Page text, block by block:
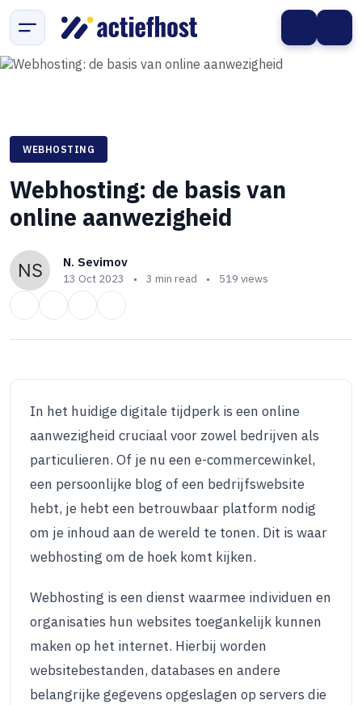
WEBHOSTING
Webhosting: de basis van
online aanwezigheid
N. Sevimov
13 Oct 2023 • 3 min read • 519 views
In het huidige digitale tijdperk is een online
aanwezigheid cruciaal voor zowel bedrijven als
particulieren. Of je nu een e-commercewinkel,
een persoonlijke blog of een bedrijfswebsite
hebt, je hebt een betrouwbaar platform nodig
om je inhoud aan de wereld te tonen. Dit is waar
webhosting om de hoek komt kijken.
Webhosting is een dienst waarmee individuen en
organisaties hun websites toegankelijk kunnen
maken op het internet. Hierbij worden
websitebestanden, databases en andere
belangrijke gegevens opgeslagen op servers die